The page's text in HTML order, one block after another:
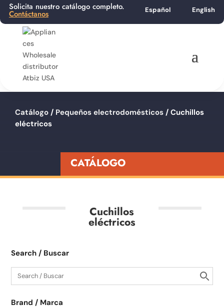
Solicita nuestro catálogo completo.
Contáctanos Español English
Catálogo / Pequeños electrodomésticos / Cuchillos
eléctricos
CATÁLOGO
Cuchillos
eléctricos
Search / Buscar
Brand / Marca